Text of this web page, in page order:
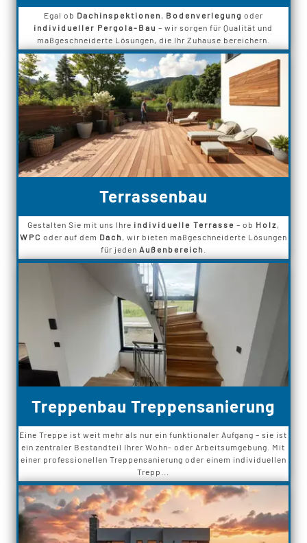
Egal ob Dachinspektionen Bodenverlegung oder
individueller Pergola-Bau – wir sorgen für Qualität und
maßgeschneiderte Lösungen, die Ihr Zuhause bereichern.
Terrassenbau
Gestalten Sie mit uns Ihre individuelle Terrasse – ob Holz,
WPC oder auf dem Dach , wir bieten maßgeschneiderte Lösungen
für jeden Außenbereich
Treppenbau Treppensanierung
Eine Treppe ist weit mehr als nur ein funktionaler Aufgang – sie ist
ein zentraler Bestandteil Ihrer Wohn- oder Arbeitsumgebung. Mit
einer professionellen Treppensanierung oder einem individuellen
Trepp...